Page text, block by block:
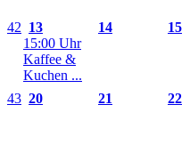
42 13
15:00 Uhr
Kaffee &
Kuchen ...
14 15
43 20 21 22